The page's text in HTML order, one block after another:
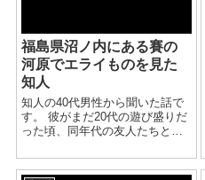
福島県沼ノ内にある賽の
河原でエライものを見た
知人
知人の40代男性から聞いた話で
す。 彼がまだ20代の遊び盛りだ
った頃、同年代の友人たちと一
巡りをしていたことがありまし
た。 雑誌などで片っ端から怖い